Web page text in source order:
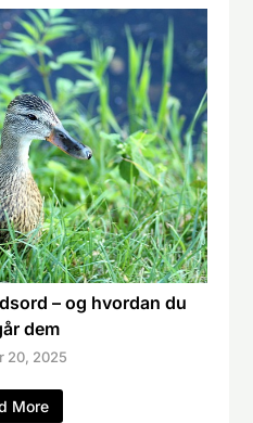
– og hvordan du
dem
20, 2025
More